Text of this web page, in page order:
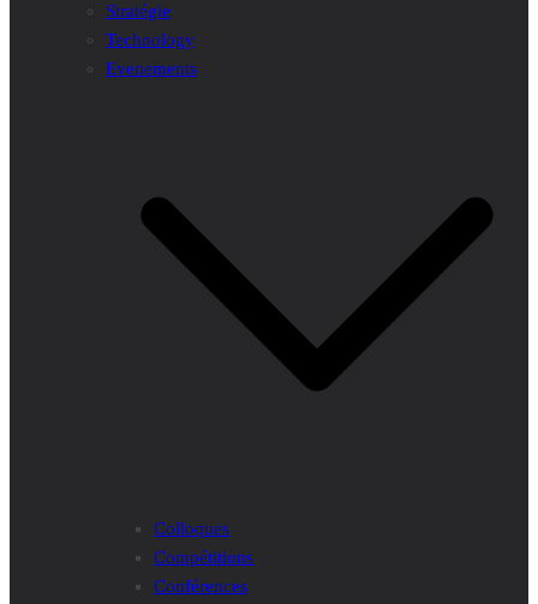
Stratégie
Technology
Evenements
Colloques
Compétitions
Conférences